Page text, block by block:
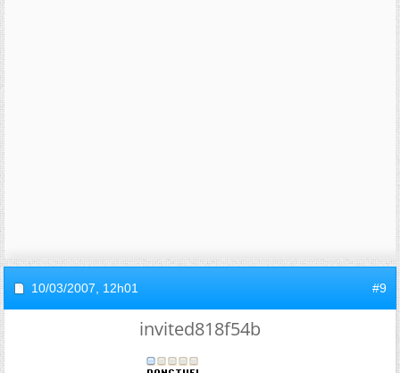
10/03/2007, 12h01 #9
invited818f54b